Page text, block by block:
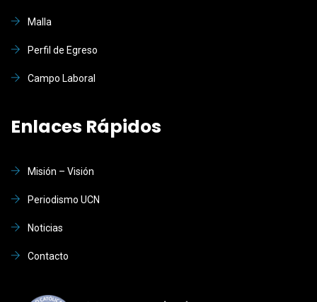
Malla
Perfil de Egreso
Campo Laboral
Enlaces Rápidos
Misión – Visión
Periodismo UCN
Noticias
Contacto